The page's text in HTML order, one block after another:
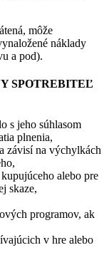
môže
náklady
a pod).
SPOTREBITEĽ
s jeho súhlasom
plnenia,
závisí na výchylkách
alebo pre
skaze,
programov, ak
v hre alebo